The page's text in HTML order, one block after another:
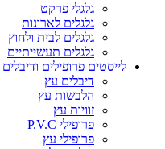
גלגלי פרקט
גלגלים לארונות
גלגלים לבית ולחוץ
גלגלים תעשייתיים
לייסטים פרופילים ודיבלים
דיבלים עץ
הלבשות עץ
זוויות עץ
פרופילי P.V.C
פרופילי עץ